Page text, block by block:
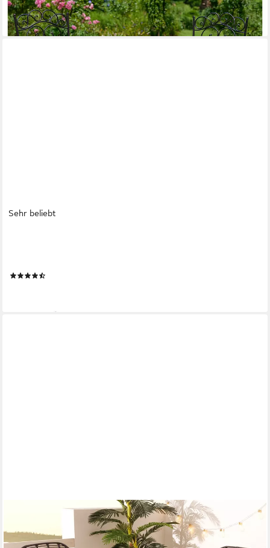
-47%
lieferbar - in 3-4 Werktagen bei dir
Sehr beliebt
Balkonset PARIS schwarz - Polyrattan, Glas, Bistro, wetterfest,
In- & Outdoor, (Set, 3-tlg., Beistelltisch, 2x Stuhl), Moderne